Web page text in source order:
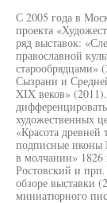
С 2005 года в
проекта
ряд выставок:
православной
старообрядцами»
Сызрани и
XIX веков»
художественных
«Красота
подписные иконы
в молчании»
Ростовский и
обзоре выставки
миниатюрного